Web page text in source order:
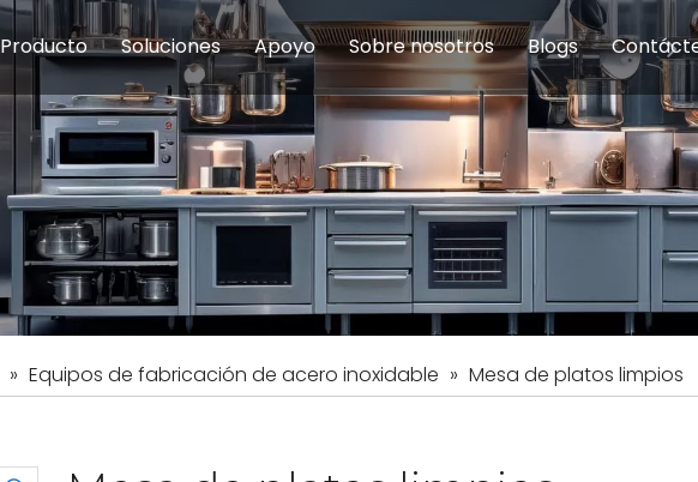
Producto
Equipos de cocina modulares Equipos de Concesión Equipo
Equipo de preparación de alimentosEquipo de panadería Equipo
Soluciones
Escuelas y educación Comedor del personal
Hoteles Restaurante y comida
Apoyo
Servicio Preguntas
Sobre nosotros
Introducción de la empresa
Blogs
» Equipos de fabricación de acero inoxidable » Mesa de platos limpios